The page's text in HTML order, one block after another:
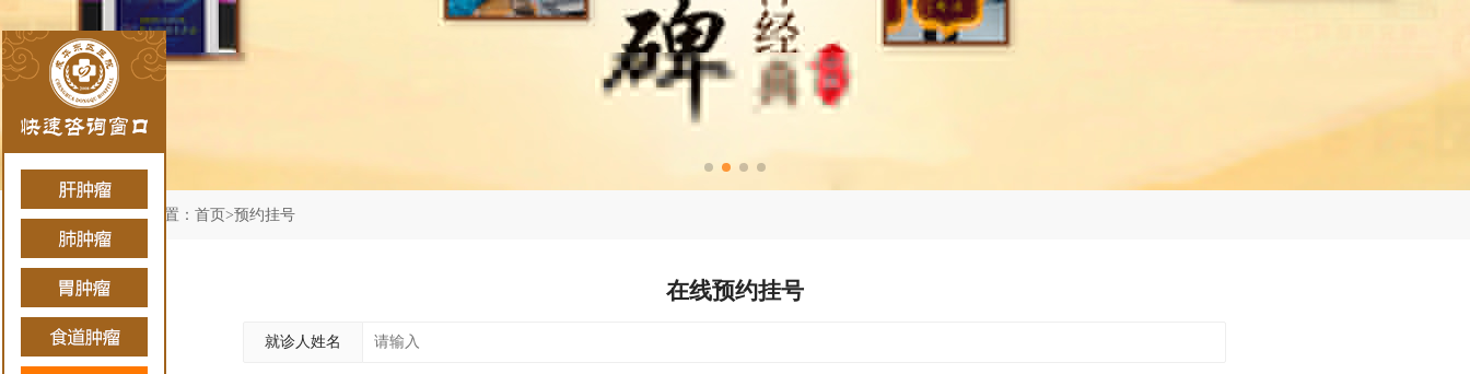
您当前位置： 首页 >预约挂号
在线预约挂号
就诊人姓名